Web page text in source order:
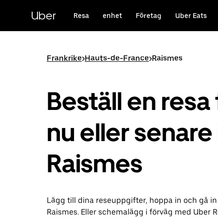
huvudinnehållet
Uber Resa enhet Företag Uber Eats
Frankrike>Hauts-de-France>Raismes
Beställ en
nu eller senare
Raismes
Lägg till dina reseuppgifter, hoppa in och gå
Raismes. Eller schemalägg i förväg med Uber